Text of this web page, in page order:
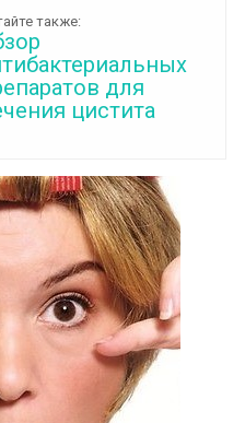
также:
для
цистита